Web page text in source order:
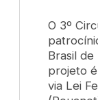
O 3º
Brasil
projeto
via Lei